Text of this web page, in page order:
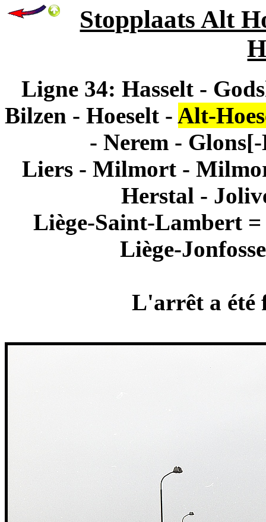
Stopplaats Alt
Ligne 34: Hasselt -
Bilzen - Hoeselt -Alt-
- Nerem -
Liers - Milmort -
Herstal -
Liège-Saint-Lambert
Liège-
L'arrêt a été